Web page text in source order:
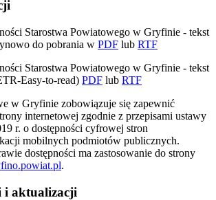
Starostwa Powiatowego w Gryfinie - tekst
do pobrania w PDF lub RTF
Starostwa Powiatowego w Gryfinie - tekst
Easy-to-read) PDF lub RTF
w Gryfinie zobowiązuje się zapewnić
internetowej zgodnie z przepisami ustawy
r. o dostępności cyfrowej stron
mobilnych podmiotów publicznych.
dostępności ma zastosowanie do strony
.
aktualizacji